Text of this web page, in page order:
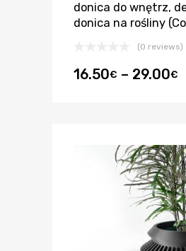
donica do wnętrz,
donica na rośliny
(0 reviews)
16.50€ – 29.00€